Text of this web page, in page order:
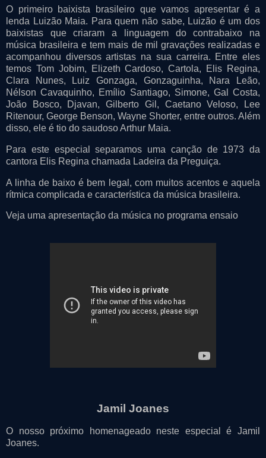
O primeiro baixista brasileiro que vamos apresentar é a
lenda Luizão Maia. Para quem não sabe, Luizão é um dos
baixistas que criaram a linguagem do contrabaixo na
música brasileira e tem mais de mil gravações realizadas e
acompanhou diversos artistas na sua carreira. Entre eles
temos Tom Jobim, Elizeth Cardoso, Cartola, Elis Regina,
Clara Nunes, Luiz Gonzaga, Gonzaguinha, Nara Leão,
Nélson Cavaquinho, Emílio Santiago, Simone, Gal Costa,
João Bosco, Djavan, Gilberto Gil, Caetano Veloso, Lee
Ritenour, George Benson, Wayne Shorter, entre outros. Além
disso, ele é tio do saudoso Arthur Maia.
Para este especial separamos uma canção de 1973 da
cantora Elis Regina chamada Ladeira da Preguiça.
A linha de baixo é bem legal, com muitos acentos e aquela
rítmica complicada e característica da música brasileira.
Veja uma apresentação da música no programa ensaio
Jamil Joanes
O nosso próximo homenageado neste especial é Jamil
Joanes.